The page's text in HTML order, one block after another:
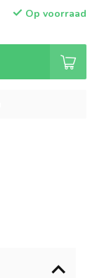
Op voorraad